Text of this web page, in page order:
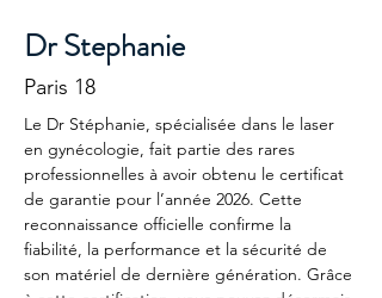
Dr Stephanie
Paris 18
Le Dr Stéphanie, spécialisée dans le laser
en gynécologie, fait partie des rares
professionnelles à avoir obtenu le certificat
de garantie pour l’année 2026. Cette
reconnaissance officielle confirme la
fiabilité, la performance et la sécurité de
son matériel de dernière génération. Grâce